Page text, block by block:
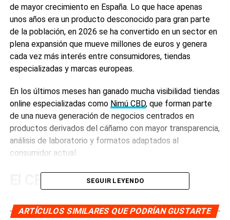
de mayor crecimiento en España. Lo que hace apenas
unos años era un producto desconocido para gran parte
de la población, en 2026 se ha convertido en un sector en
plena expansión que mueve millones de euros y genera
cada vez más interés entre consumidores, tiendas
especializadas y marcas europeas.
En los últimos meses han ganado mucha visibilidad tiendas
online especializadas como Nimú CBD, que forman parte
de una nueva generación de negocios centrados en
productos derivados del cáñamo con mayor transparencia,
análisis de laboratorio y formatos adaptados al
consumidor actual.
El CBD ya forma parte de un
mercado consolidado
SEGUIR LEYENDO
ARTÍCULOS SIMILARES QUE PODRÍAN GUSTARTE